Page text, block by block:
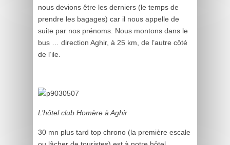
nous devions être les derniers (le temps de
prendre les bagages) car il nous appelle de
suite par nos prénoms. Nous montons dans le
bus … direction Aghir, à 25 km, de l’autre côté
de l’ile.
L’hôtel club Homère à Aghir
30 mn plus tard top chrono (la première escale